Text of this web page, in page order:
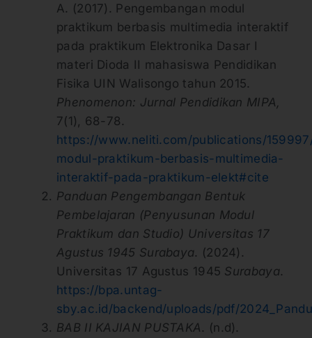
A. (2017). Pengembangan modul
praktikum berbasis multimedia interaktif
pada praktikum Elektronika Dasar I
materi Dioda II mahasiswa Pendidikan
Fisika UIN Walisongo tahun 2015.
Phenomenon: Jurnal Pendidikan MIPA,
7(1), 68-78.
https://www.neliti.com/publications/
modul-praktikum-berbasis-multimedia-
interaktif-pada-praktikum-elekt#cite
Panduan Pengembangan Bentuk
Pembelajaran (Penyusunan Modul
Praktikum dan Studio) Universitas 17
Agustus 1945 Surabaya. (2024).
Universitas 17 Agustus 1945 Surabaya.
https://bpa.untag-
sby.ac.id/backend/uploads/pdf/
BAB II KAJIAN PUSTAKA . (n.d).